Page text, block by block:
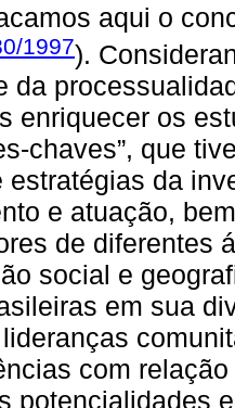
aqui o
1997).
da
enriquecer os
chaves”, que
estratégias da
e atuação,
de diferentes
social e
em sua
com
potencialidades